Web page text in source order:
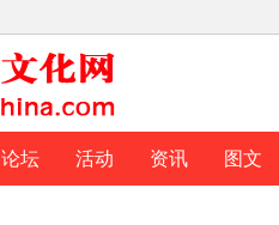
论坛 活动 资讯 图文